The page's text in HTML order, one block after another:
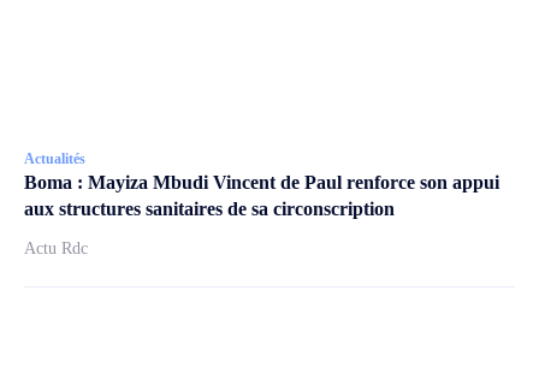
Actualités
Boma : Mayiza Mbudi Vincent de Paul renforce son appui
aux structures sanitaires de sa circonscription
Actu Rdc